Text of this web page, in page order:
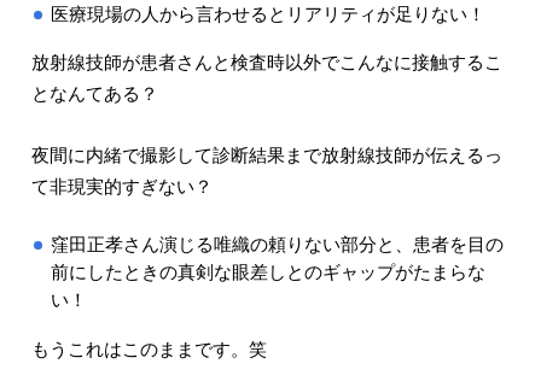
医療現場の人から言わせるとリアリティが足りない！
放射線技師が患者さんと検査時以外でこんなに接触するこ
となんてある？
夜間に内緒で撮影して診断結果まで放射線技師が伝えるっ
て非現実的すぎない？
窪田正孝さん演じる唯織の頼りない部分と、患者を目の
前にしたときの真剣な眼差しとのギャップがたまらな
い！
もうこれはこのままです。笑